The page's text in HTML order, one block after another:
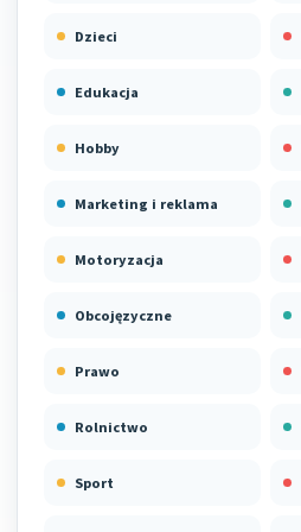
Dzieci
Edukacja
Hobby
Marketing i reklama
Motoryzacja
Obcojęzyczne
Prawo
Rolnictwo
Sport